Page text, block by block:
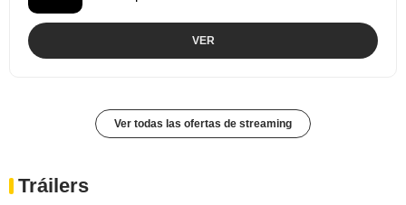
VER
Ver todas las ofertas de streaming
Tráilers